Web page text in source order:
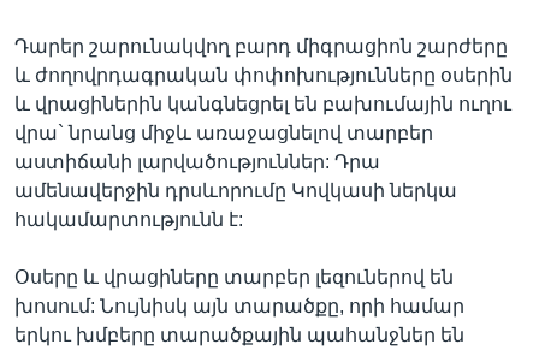
Դարեր շարունակվող բարդ միգրացիոն շարժերը
և ժողովրդագրական փոփոխությունները օսերին
և վրացիներին կանգնեցրել են բախումային ուղու
վրա` նրանց միջև առաջացնելով տարբեր
աստիճանի լարվածություններ: Դրա
ամենավերջին դրսևորումը Կովկասի ներկա
հակամարտությունն է:
Օսերը և վրացիները տարբեր լեզուներով են
խոսում: Նույնիսկ այն տարածքը, որի համար
երկու խմբերը տարածքային պահանջներ են